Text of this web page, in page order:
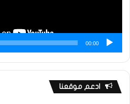
00:00
ادعم موقعنا